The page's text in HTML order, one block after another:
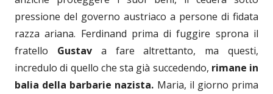
pressione del governo austriaco a persone di fidata
razza ariana. Ferdinand prima di fuggire sprona il
fratello Gustava fare altrettanto, ma questi,
incredulo di quello che sta già succedendo, rimane in
balia della barbarie nazista. Maria, il giorno prima